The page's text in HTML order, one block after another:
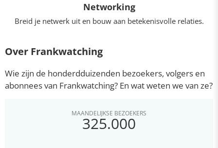
Networking
Breid je netwerk uit en bouw aan betekenisvolle relaties.
Over Frankwatching
Wie zijn de honderdduizenden bezoekers, volgers en
abonnees van Frankwatching? En wat weten we van ze?
MAANDELIJKSE BEZOEKERS
325.000